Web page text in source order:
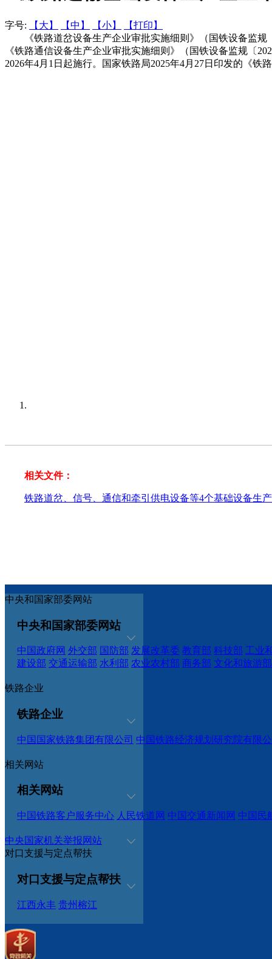
字号: 【大】 【中】 【小】
【打印】
《铁路道岔设备生产企业审批实施细则》（国铁设备监规
《铁路通信设备生产企业审批实施细则》（国铁设备监规〔
2026年4月1日起施行。国家铁路局2025年4月27日印发的《
相关文件：
铁路道岔、信号、通信和牵引供电设备等4个基础设备生
中央和国家部委网站
中央和国家部委网站
中国政府网 外交部 国防部 发展改革委 教育部 科技部 工业
建设部 交通运输部 水利部 农业农村部 商务部 文化和旅游部
铁路企业
铁路企业
中国国家铁路集团有限公司 中国铁路经济规划研究院有限
相关网站
相关网站
中国铁路客户服务中心 人民铁道网 中国交通新闻网 中国民
中央国家机关举报网站
对口支援与定点帮扶
对口支援与定点帮扶
江西永丰 贵州榕江